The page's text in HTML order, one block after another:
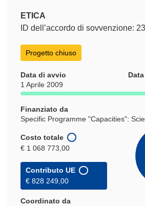
ETICA
ID dell’accordo di sovvenzione:
Progetto chiuso
Data di avvio
1 Aprile 2009
Finanziato da
Specific Programme "Capacities":
Costo totale
€ 1 068 773,00
Contributo UE
€ 828 249,00
Coordinato da